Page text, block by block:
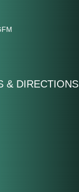
& DIRECTIONS